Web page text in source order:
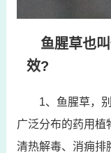
鱼腥草也
效?
1、鱼腥草，
广泛分布的药用植
清热解毒、消痈排